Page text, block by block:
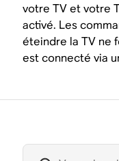
votre TV et votre
activé. Les
éteindre la TV ne
est connecté via